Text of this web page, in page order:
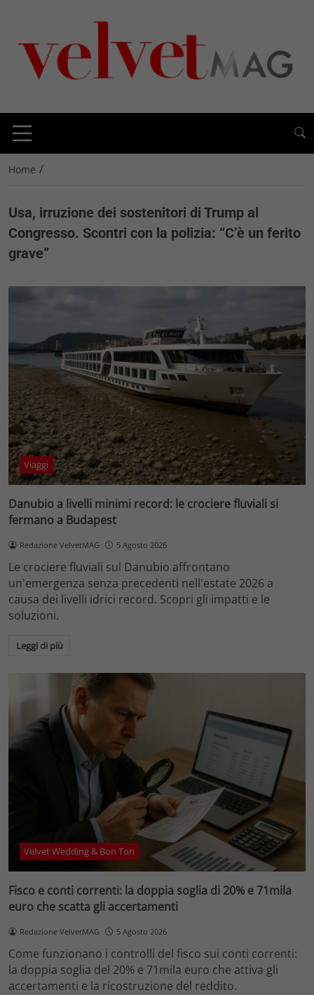
Home /
Usa, irruzione dei sostenitori di Trump al
Congresso. Scontri con la polizia: “C’è un ferito
grave”
Viaggi
Danubio a livelli minimi record: le crociere fluviali si
fermano a Budapest
Redazione VelvetMAG 5 Agosto 2026
Le crociere fluviali sul Danubio affrontano
un'emergenza senza precedenti nell'estate 2026 a
causa dei livelli idrici record. Scopri gli impatti e le
soluzioni.
Leggi di più
Velvet Wedding & Bon Ton
Fisco e conti correnti: la doppia soglia di 20% e 71mila
euro che scatta gli accertamenti
Redazione VelvetMAG 5 Agosto 2026
Come funzionano i controlli del fisco sui conti correnti:
la doppia soglia del 20% e 71mila euro che attiva gli
accertamenti e la ricostruzione del reddito.